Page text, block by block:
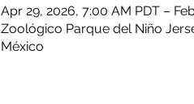
Apr 29, 2026, 7:00 AM PDT –
Zoológico Parque del Niño
México